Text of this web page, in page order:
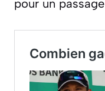
pour un